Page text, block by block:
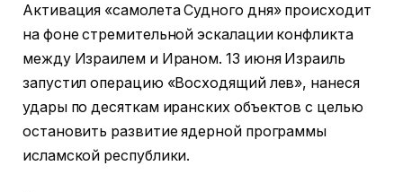
Активация «самолета Судного дня» происходит
на фоне стремительной эскалации конфликта
между Израилем и Ираном. 13 июня Израиль
запустил операцию «Восходящий лев», нанеся
удары по десяткам иранских объектов с целью
остановить развитие ядерной программы
исламской республики.